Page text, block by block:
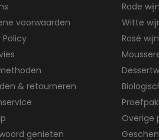
voorwaarden
Policy
& retourneren
genieten
Rode
Witte
Rosé wijn
Overige